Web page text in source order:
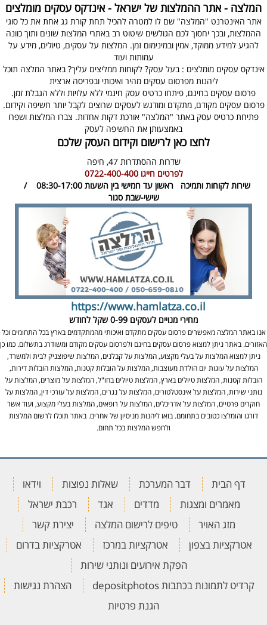
המלצה - אתר ההמלצות של ישראל - אינדקס עסקים מומלצים
אתר האינטרנט "המלצה" שם לו למטרה להכיל תחת קורת גג אחת את כל סוגי
ההמלצות, ובכך יחסוך לכם הגולשים שיטוט רב באתרי המלצות שונים ותוך כוונה
להגיע למידע ממוקד, אמין ובמינימום זמן. המלצות על עסקים, טיולים, מידע על
עמותות ועוד
אינדקס עסקים מומלצים : בעל עסק? לקוחות ממליצים עליך? באתר המלצה תוכל
ליהנות מפרסום עסקים מהיר ואיכותי ובפריסה ארצית
פרסום עסקים בחינם, פיתחו כרטיס עסק חינמי ללא עלויות וללא הגבלת זמן.
פרסום עסקים מקודם, מתקדם ומודגש לעסקים שרוצים לקבל יותר חשיפה וקידום.
פתיחת כרטיס עסק באתר "המלצה" אורכת דקות אחדות. צברו המלצות ושפרו
באמצעותן את החשיפה לעסק
לחצו כאן לרישום וקידום העסק שלכם
שדרות ההסתדרות 47,
חיפה
לפרטים חייגו0722-400-400
שירות לקוחות ותמיכה
ראשון עד חמישי בין השעות 08:30-17:00 /
שישי-שבת סגור
https://www.hamlatza.co.il
מחירי מנויים לעסקים 0-99 שקל לחודש
אנו באתר המלצה מאפשרים פרסום עסקים מתקדם ואיכותי מהמתקדמים בארץ בכל התחומים וכל
האזורים. באתר ניתן למצוא פרסום עסקים בחינם ולפרסום עסקים מקודם ומשודרג בתשלום. כמו כן
ניתן למצוא המלצות על בעלי מקצוע, המלצות על קבלנים, המלצות שיפוצניק לבית ולמשרד,
המלצות על עוגות יום הולדת מעוצבות, המלצות על הובלות קטנות, המלצות הובלות דירות,
הובלות קטנות, המלצות טיולים בארץ, המלצות טיולים בחו"ל, המלצות על מוצרים, המלצות על
נותני שירות, המלצות על אינסטלטורים, המלצות על נגרים, המלצות על עורכי דין, המלצות על
חוקרים פרטיים, המלצות על אדריכלים, המלצות על רופאים, המלצות בעלי מקצוע, ועוד אשר
דורגו והומלצו כטובים בתחומם. בואו ליהנות מניסיון של אחרים. באתר תוכלו לרשום המלצות
ולחפש המלצות בכל תחום.
דף הבית דבר המערכת שאלות נפוצות
וידאו
מאמרים ומצגות
מדדים אגד
רכבת ישראל
מזג האויר
טיפים לרישום המלצה
יצירת קשר
אטרקציות בצפון
אטרקציות במרכז
אטרקציות בדרום
הפקת אירועים ונותני שירות
קרדיט לתמונות בכתבות depositphotos
הצהרת נגישות
הגנת פרטיות